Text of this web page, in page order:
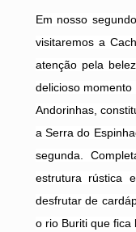
Em nosso
visitaremos a
atenção pela
delicioso
Andorinhas,
a Serra do
segunda.
estrutura rústica
desfrutar de
o rio Buriti que fica